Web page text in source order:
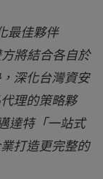
最佳夥伴
將結合各自於
深化台灣資安
理的策略夥
達特「一站式
打造更完整的